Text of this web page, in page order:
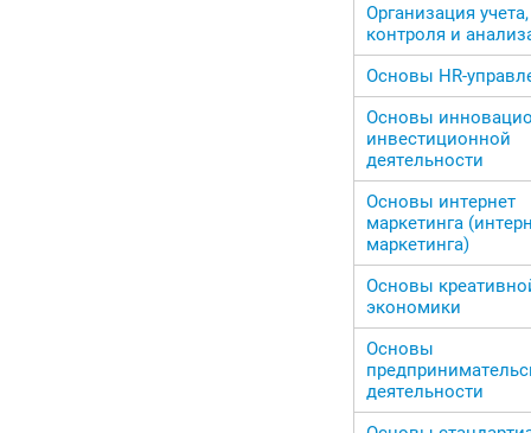
Организация учета,
контроля и
Основы HR-
Основы
инвестиционной
деятельности
Основы интернет
маркетинга
маркетинга)
Основы
экономики
Основы
деятельности